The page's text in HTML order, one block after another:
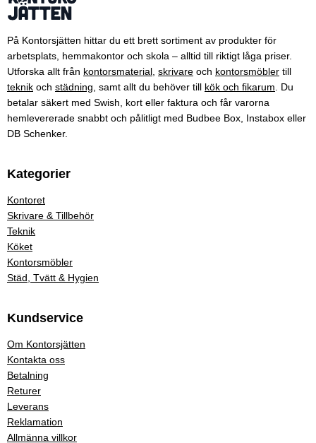
På Kontorsjätten hittar du ett brett sortiment av produkter för
arbetsplats, hemmakontor och skola – alltid till riktigt låga priser.
Utforska allt från kontorsmaterial skrivare och kontorsmöbler till
teknik och städning , samt allt du behöver till kök och fikarum . Du
betalar säkert med Swish, kort eller faktura och får varorna
hemlevererade snabbt och pålitligt med Budbee Box, Instabox eller
DB Schenker.
Kategorier
Kontoret
Skrivare & Tillbehör
Teknik
Köket
Kontorsmöbler
Städ, Tvätt & Hygien
Kundservice
Om Kontorsjätten
Kontakta oss
Betalning
Returer
Leverans
Reklamation
Allmänna villkor